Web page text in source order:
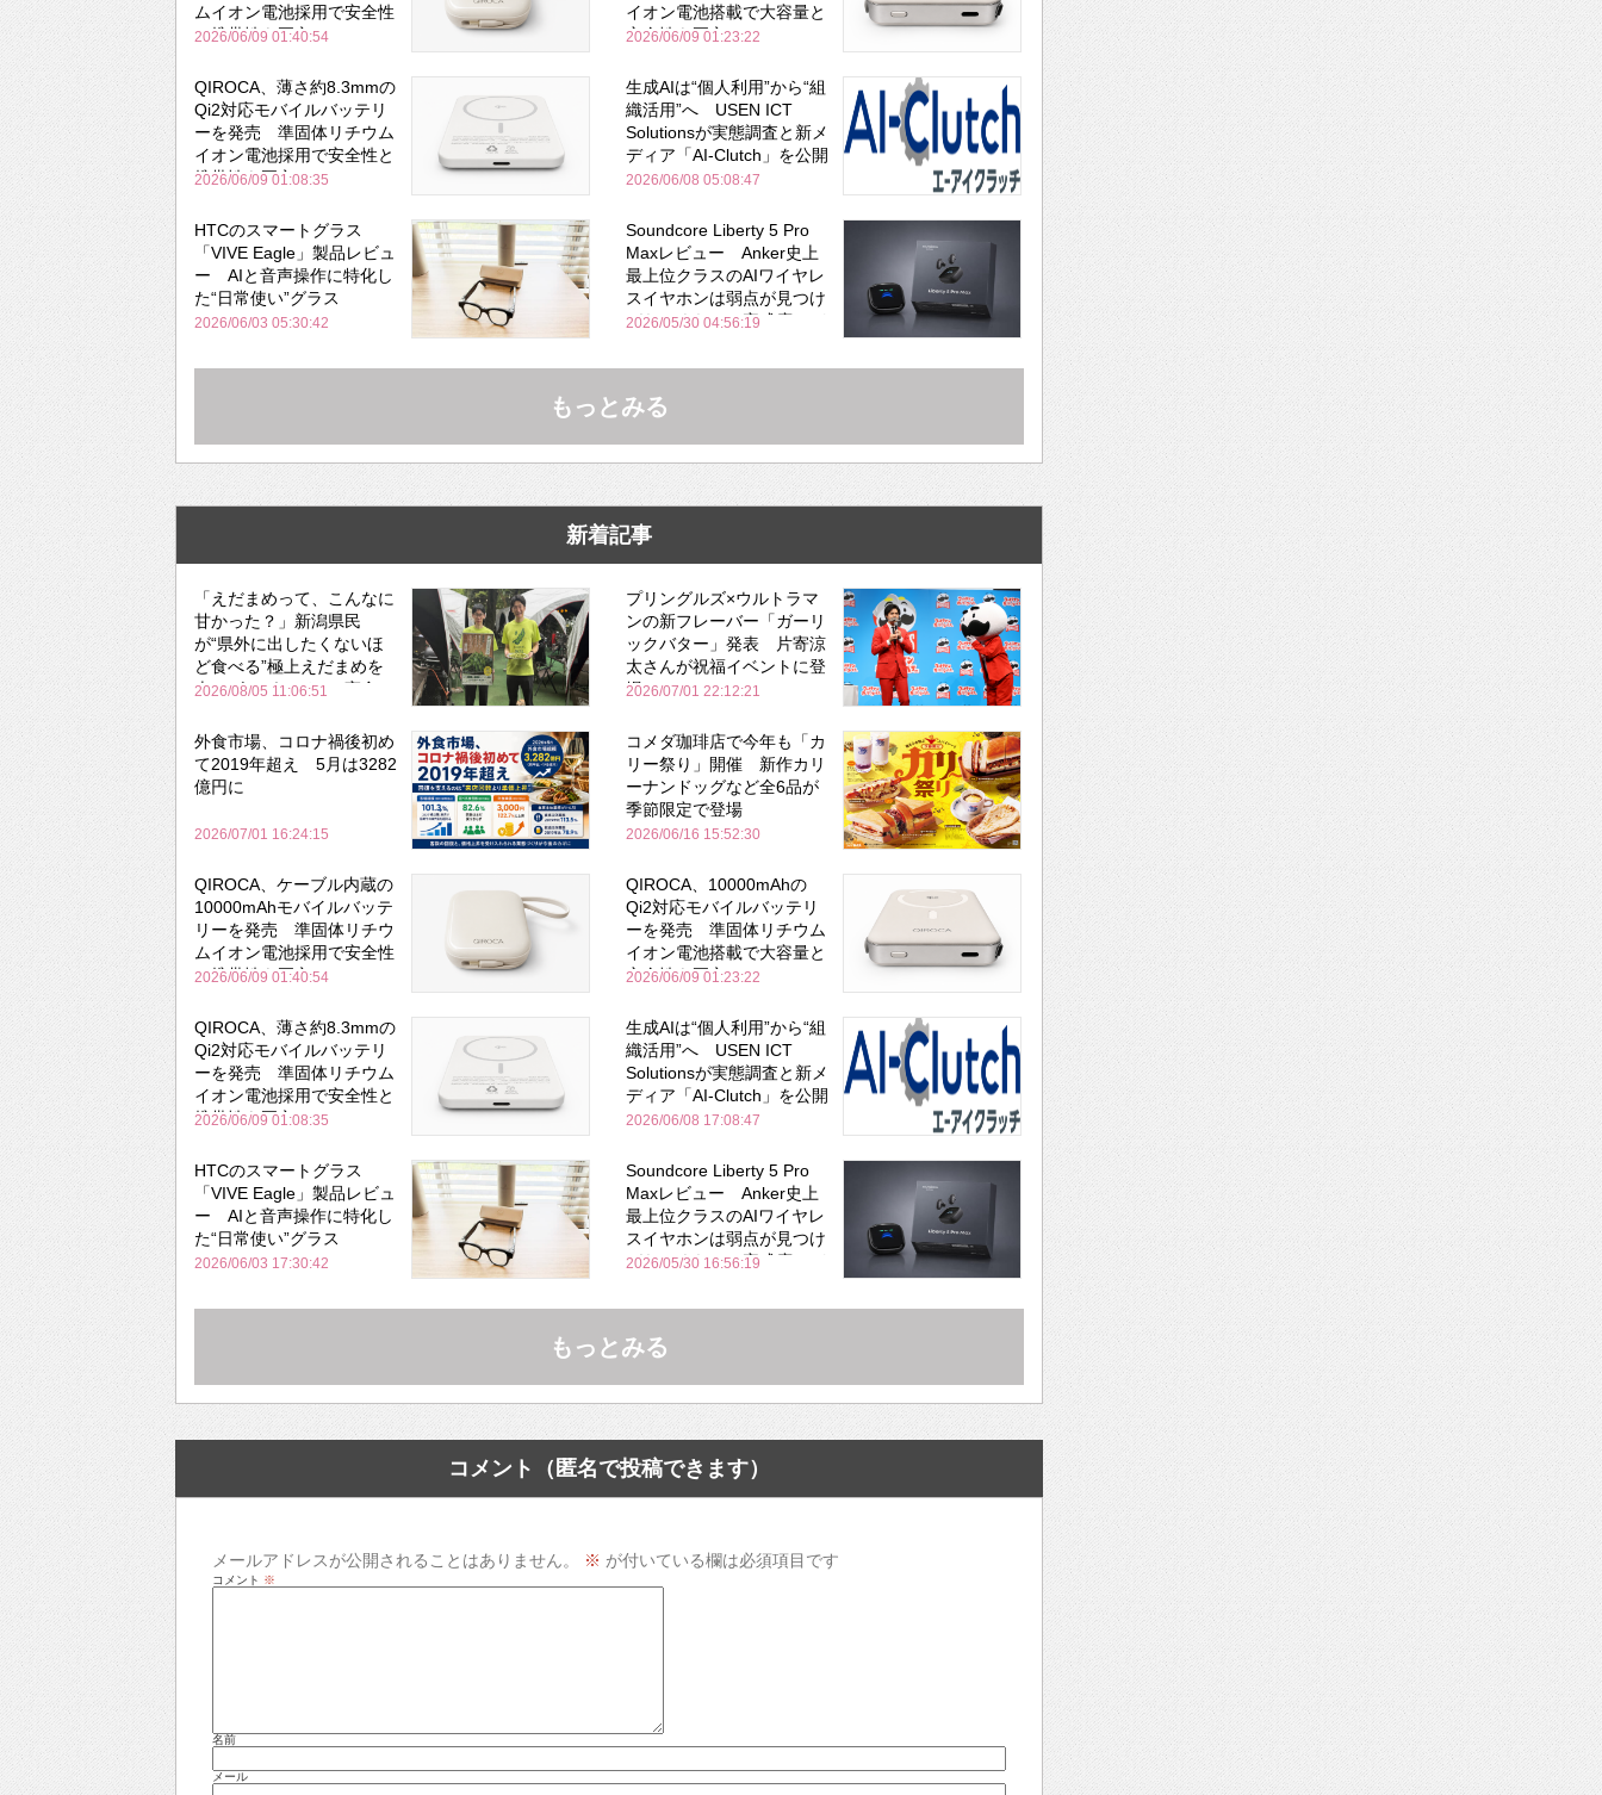
ムイオン電池採用で安全性
と携帯性を両立
2026/06/09 01:40:54
イオン電池搭載で大容量と
安全性を両立
2026/06/09 01:23:22
QIROCA、薄さ約8.3mmの
Qi2対応モバイルバッテリ
ーを発売 準固体リチウム
イオン電池採用で安全性と
携帯性を両立
2026/06/09 01:08:35
生成AIは“個人利用”から“組
織活用”へ USEN ICT
Solutionsが実態調査と新メ
ディア「AI-Clutch」を公開
2026/06/08 05:08:47
HTCのスマートグラス
「VIVE Eagle」製品レビュ
ー AIと音声操作に特化し
た“日常使い”グラス
2026/06/03 05:30:42
Soundcore Liberty 5 Pro
Maxレビュー Anker史上
最上位クラスのAIワイヤレ
スイヤホンは弱点が見つけ
づらいくらいの完成度にび
Bose並み
2026/05/30 04:56:19
もっとみる
新着記事
「えだまめって、こんなに
甘かった？」新潟県民
が“県外に出したくないほ
ど食べる”極上えだまめを
森のビアガーデンで実食
2026/08/05 11:06:51
プリングルズ×ウルトラマ
ンの新フレーバー「ガーリ
ックバター」発表 片寄涼
太さんが祝福イベントに登
場
2026/07/01 22:12:21
外食市場、コロナ禍後初め
て2019年超え 5月は3282
億円に
2026/07/01 16:24:15
コメダ珈琲店で今年も「カ
リー祭り」開催 新作カリ
ーナンドッグなど全6品が
季節限定で登場
2026/06/16 15:52:30
QIROCA、ケーブル内蔵の
10000mAhモバイルバッテ
リーを発売 準固体リチウ
ムイオン電池採用で安全性
と携帯性を両立
2026/06/09 01:40:54
QIROCA、10000mAhの
Qi2対応モバイルバッテリ
ーを発売 準固体リチウム
イオン電池搭載で大容量と
安全性を両立
2026/06/09 01:23:22
QIROCA、薄さ約8.3mmの
Qi2対応モバイルバッテリ
ーを発売 準固体リチウム
イオン電池採用で安全性と
携帯性を両立
2026/06/09 01:08:35
生成AIは“個人利用”から“組
織活用”へ USEN ICT
Solutionsが実態調査と新メ
ディア「AI-Clutch」を公開
2026/06/08 17:08:47
HTCのスマートグラス
「VIVE Eagle」製品レビュ
ー AIと音声操作に特化し
た“日常使い”グラス
2026/06/03 17:30:42
Soundcore Liberty 5 Pro
Maxレビュー Anker史上
最上位クラスのAIワイヤレ
スイヤホンは弱点が見つけ
づらいくらいの完成度にび
Bose並み
2026/05/30 16:56:19
もっとみる
コメント（匿名で投稿できます）
メールアドレスが公開されることはありません。 ※ が付いている欄は必須項目です
コメント ※
名前
メール